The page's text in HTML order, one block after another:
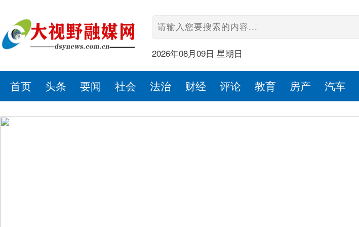
2026年08月09日 星期日
首页 头条 要闻 社会 法治 财经 评论 教育 房产 汽车